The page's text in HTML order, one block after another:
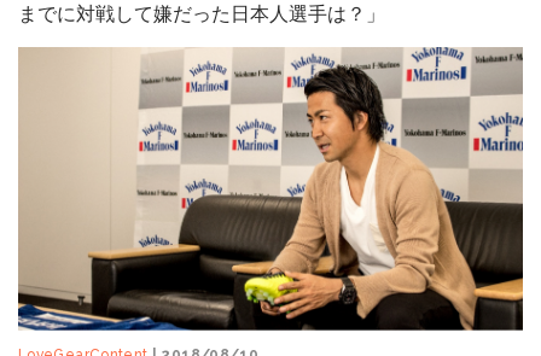
までに対戦して嫌だった日本人選手は？」